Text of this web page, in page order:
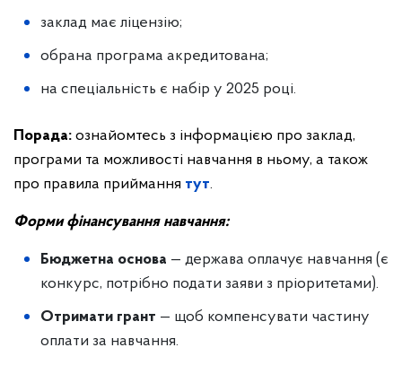
заклад має ліцензію;
обрана програма акредитована;
на спеціальність є набір у 2025 році.
Порада: ознайомтесь з інформацією про заклад,
програми та можливості навчання в ньому, а також
про правила приймання тут.
Форми фінансування навчання:
Бюджетна основа — держава оплачує навчання (є
конкурс, потрібно подати заяви з пріоритетами).
Отримати грант — щоб компенсувати частину
оплати за навчання.